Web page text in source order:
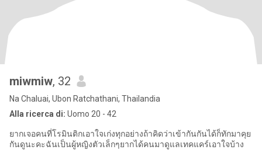
miwmiw, 32
Na Chaluai, Ubon Ratchathani, Thailandia
Alla ricerca di: Uomo 20 - 42
ยากเจอคนที่โรมินติกเอาใจเก่งทุกอย่างถ้าคิดว่าเข้ากันกันได้ก็ทักมาคุย
กันดูนะคะฉันเป็นผู้หญิงตัวเล็กๆยากได้คนมาดูแลเทคแคร์เอาใจบ้าง